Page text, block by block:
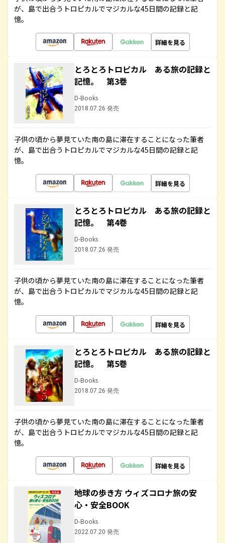
が、島で出合うトロピカルでマジカルな45日間の記録と記
憶。
詳細を見る
とろとろトロピカル ある旅の記録と
記憶。 第3巻
D-Books
2018.07.26 発売
子供の頃から夢見ていた南の島に滞在することになった筆者
が、島で出合うトロピカルでマジカルな45日間の記録と記
憶。
詳細を見る
とろとろトロピカル ある旅の記録と
記憶。 第4巻
D-Books
2018.07.26 発売
子供の頃から夢見ていた南の島に滞在することになった筆者
が、島で出合うトロピカルでマジカルな45日間の記録と記
憶。
詳細を見る
とろとろトロピカル ある旅の記録と
記憶。 第5巻
D-Books
2018.07.26 発売
子供の頃から夢見ていた南の島に滞在することになった筆者
が、島で出合うトロピカルでマジカルな45日間の記録と記
憶。
詳細を見る
地球の歩き方 ウィズコロナ旅の安
心・安全BOOK
D-Books
2022.07.20 発売